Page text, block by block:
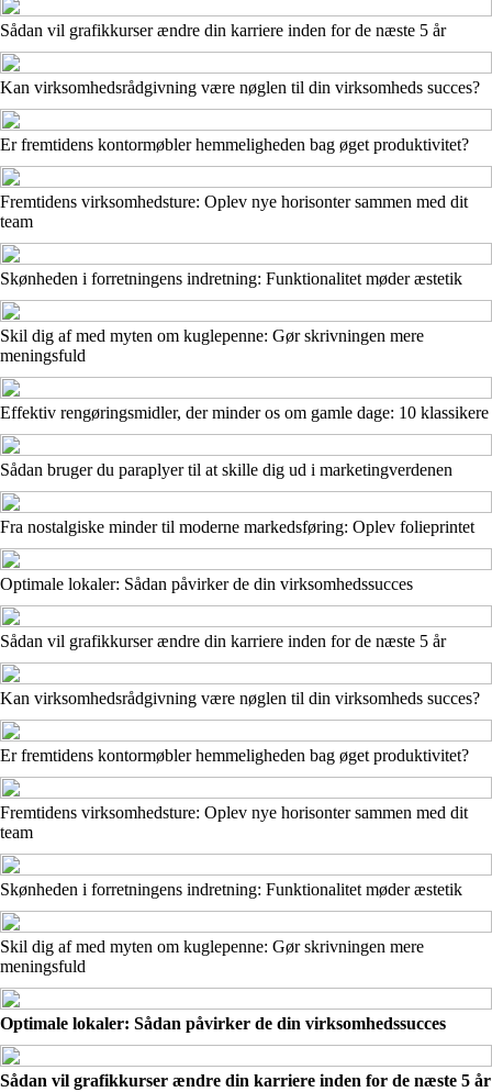
Sådan vil grafikkurser ændre din karriere inden for de næste 5 år
Kan virksomhedsrådgivning være nøglen til din virksomheds succes?
Er fremtidens kontormøbler hemmeligheden bag øget produktivitet?
Fremtidens virksomhedsture: Oplev nye horisonter sammen med dit
team
Skønheden i forretningens indretning: Funktionalitet møder æstetik
Skil dig af med myten om kuglepenne: Gør skrivningen mere
meningsfuld
Effektiv rengøringsmidler, der minder os om gamle dage: 10 klassikere
Sådan bruger du paraplyer til at skille dig ud i marketingverdenen
Fra nostalgiske minder til moderne markedsføring: Oplev folieprintet
Optimale lokaler: Sådan påvirker de din virksomhedssucces
Sådan vil grafikkurser ændre din karriere inden for de næste 5 år
Kan virksomhedsrådgivning være nøglen til din virksomheds succes?
Er fremtidens kontormøbler hemmeligheden bag øget produktivitet?
Fremtidens virksomhedsture: Oplev nye horisonter sammen med dit
team
Skønheden i forretningens indretning: Funktionalitet møder æstetik
Skil dig af med myten om kuglepenne: Gør skrivningen mere
meningsfuld
Optimale lokaler: Sådan påvirker de din virksomhedssucces
Sådan vil grafikkurser ændre din karriere inden for de næste 5 år